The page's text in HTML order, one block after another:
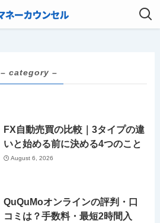
– category –
FX自動売買の比較｜3タイプの違
いと始める前に決める4つのこと
August 6, 2026
QuQuMoオンラインの評判・口
コミは？手数料・最短2時間入